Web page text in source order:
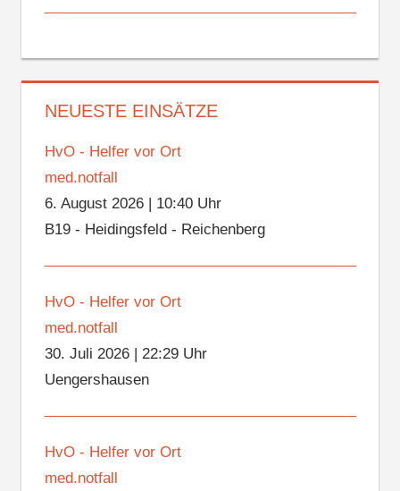
NEUESTE EINSÄTZE
HvO - Helfer vor Ort
med.notfall
6. August 2026| 10:40 Uhr
B19 - Heidingsfeld - Reichenberg
HvO - Helfer vor Ort
med.notfall
30. Juli 2026| 22:29 Uhr
Uengershausen
HvO - Helfer vor Ort
med.notfall